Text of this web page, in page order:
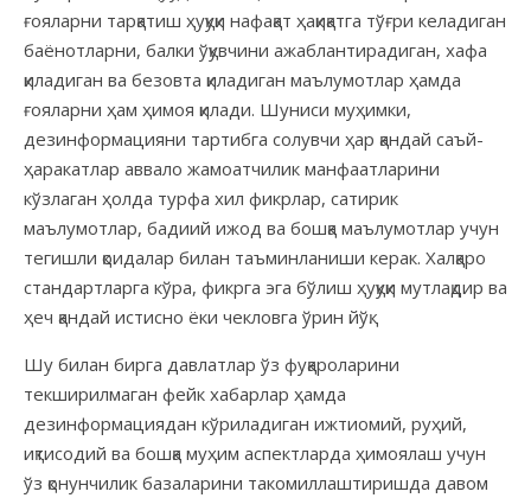
ғояларни тарқатиш ҳуқуқи нафақат ҳақиқатга тўғри келадиган
баёнотларни, балки ўқувчини ажаблантирадиган, хафа
қиладиган ва безовта қиладиган маълумотлар ҳамда
ғояларни ҳам ҳимоя қилади. Шуниси муҳимки,
дезинформацияни тартибга солувчи ҳар қандай саъй-
ҳаракатлар аввало жамоатчилик манфаатларини
кўзлаган ҳолда турфа хил фикрлар, сатирик
маълумотлар, бадиий ижод ва бошқа маълумотлар учун
тегишли қоидалар билан таъминланиши керак. Халқаро
стандартларга кўра, фикрга эга бўлиш ҳуқуқи мутлақдир ва
ҳеч қандай истисно ёки чекловга ўрин йўқ.
Шу билан бирга давлатлар ўз фуқароларини
текширилмаган фейк хабарлар ҳамда
дезинформациядан кўриладиган ижтиомий, руҳий,
иқтисодий ва бошқа муҳим аспектларда ҳимоялаш учун
ўз қонунчилик базаларини такомиллаштиришда давом